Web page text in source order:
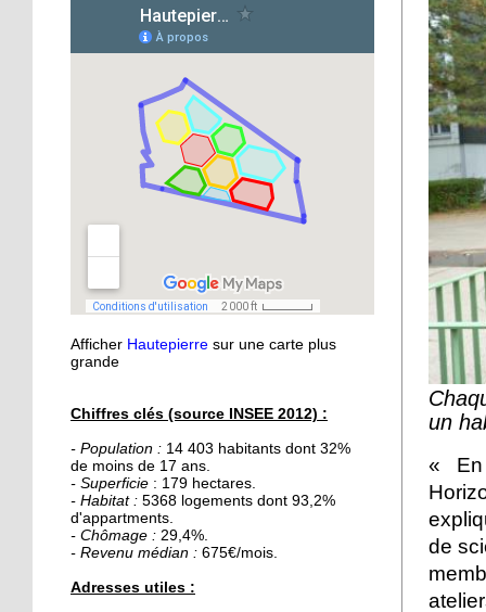
23 septembre 2015
21 septembre 2015
Nouvelle médiathèque :
les usagers satisfaits
pour le lycée musulman
18 septembre 2015
Les percus comme vous
16 septembre 2015
De la Passerelle au
Ricochet
16 septembre 2015
Table et Culture
Afficher Hautepierre sur une carte plus
grande
Chiffres clés (source INSEE 2012) :
- Population : 14 403 habitants dont 32%
de moins de 17 ans.
- Superficie : 179 hectares.
- Habitat : 5368 logements dont 93,2%
d'appartments.
- Chômage : 29,4%.
- Revenu médian : 675€/mois.
Adresses utiles :
un
« En
de